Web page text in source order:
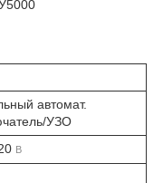
автомат.
УЗО
В